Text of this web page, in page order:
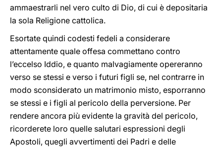
ammaestrarli nel vero culto di Dio, di cui è depositaria
la sola Religione cattolica.
Esortate quindi codesti fedeli a considerare
attentamente quale offesa commettano contro
l’eccelso Iddio, e quanto malvagiamente opereranno
verso se stessi e verso i futuri figli se, nel contrarre in
modo sconsiderato un matrimonio misto, esporranno
se stessi e i figli al pericolo della perversione. Per
rendere ancora più evidente la gravità del pericolo,
ricorderete loro quelle salutari espressioni degli
Apostoli, quegli avvertimenti dei Padri e delle